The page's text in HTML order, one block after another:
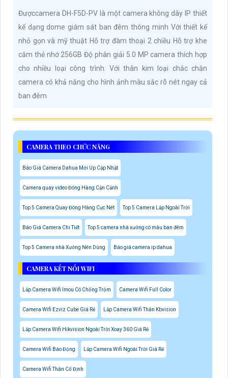
Đượccamera DH-F5D-PV là một camera không dây IP thiết
kế dạng dome giám sát ban đêm thông minh Với thiết kế
nhỏ gọn và mỹ thuật Hỗ trợ đàm thoại 2 chiều Hỗ trợ khe
cắm thẻ nhớ 256GB Độ phân giải 5.0 MP camera thích hợp
cho nhiều loại công trình. Với thân kim loại chắc chắn
camera có khả năng cho hình ảnh màu sắc rõ nét ngay cả
ban đêm
CAMERA THEO CHỨC NĂNG
Báo Giá Camera Dahua Mới Up Cập Nhật
Camera quay video Đóng Hàng Cận Cảnh
Top 5 Camera Quay Đóng Hàng Cực Nét Top 5 Camera Lắp Ngoài Trời
Báo Giá Camera Chi Tiết Top 5 camera nhà xưởng có màu ban đêm
Top 5 Camera nhà Xưởng Nên Dùng Báo giá camera ip dahua
CAMERA KẾT NỐI WIFI
Lắp Camera Wifi Imou Có Chống Trộm Camera Wifi Full Color
Camera Wifi Ezviz Cube Giá Rẻ Lắp Camera Wifi Thân Kbvision
Lắp Camera Wifi Hikvision Ngoài Trời Xoay 360 Giá Rẻ
Camera Wifi Báo Động Lắp Camera Wifi Ngoài Trời Giá Rẻ
Camera Wifi Thân Cố Định